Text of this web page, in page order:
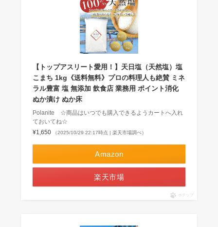
【トップアスリート愛用！】天日塩（天然塩）塩
こまち 1kg《送料無料》プロの料理人も絶賛 ミネ
ラル豊富 塩 無添加 飲食店 業務用 ポイント消化
ぬか漬け ぬか床
Polanite ☆商品はいつでも購入できるようカートへ入れ
ておいてね☆
¥1,650
（2025/10/29 22:17時点 | 楽天市場調べ）
Amazon
楽天市場
ポチップ